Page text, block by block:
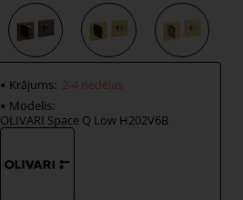
Krājums: 2-4 nedēļas
Modelis:
OLIVARI Space Q Low H202V6B